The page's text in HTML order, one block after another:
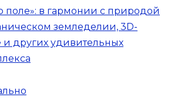
поле»: в гармонии с природой
земледелии, 3D-
и других удивительных